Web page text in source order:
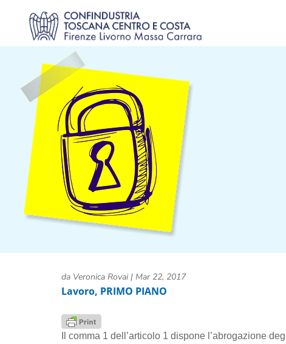
da Veronica Rovai| Mar 22, 2017
Lavoro, PRIMO PIANO
Il comma 1 dell’articolo 1 dispone l’abrogazione